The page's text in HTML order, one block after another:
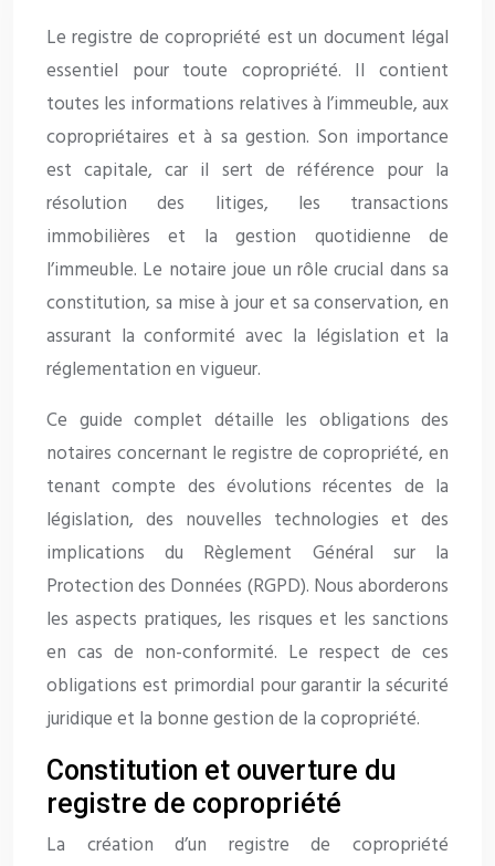
Le registre de copropriété est un document légal
essentiel pour toute copropriété. Il contient
toutes les informations relatives à l’immeuble, aux
copropriétaires et à sa gestion. Son importance
est capitale, car il sert de référence pour la
résolution des litiges, les transactions
immobilières et la gestion quotidienne de
l’immeuble. Le notaire joue un rôle crucial dans sa
constitution, sa mise à jour et sa conservation, en
assurant la conformité avec la législation et la
réglementation en vigueur.
Ce guide complet détaille les obligations des
notaires concernant le registre de copropriété, en
tenant compte des évolutions récentes de la
législation, des nouvelles technologies et des
implications du Règlement Général sur la
Protection des Données (RGPD). Nous aborderons
les aspects pratiques, les risques et les sanctions
en cas de non-conformité. Le respect de ces
obligations est primordial pour garantir la sécurité
juridique et la bonne gestion de la copropriété.
Constitution et ouverture du
registre de copropriété
La création d’un registre de copropriété